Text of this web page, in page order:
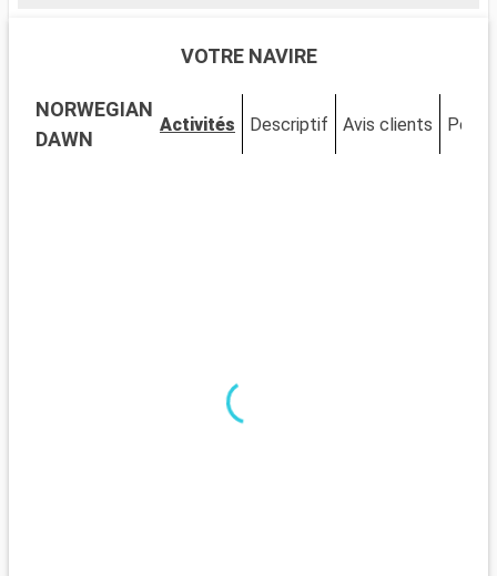
VOTRE NAVIRE
NORWEGIAN
DAWN
Activités Descriptif Avis clients Ponts